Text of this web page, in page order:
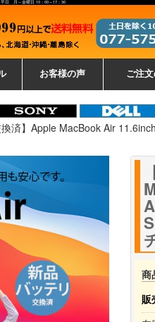
日 月～金曜日 10：00～17：30
お客様の声 ご注
換済】Apple MacBook Air
商
販